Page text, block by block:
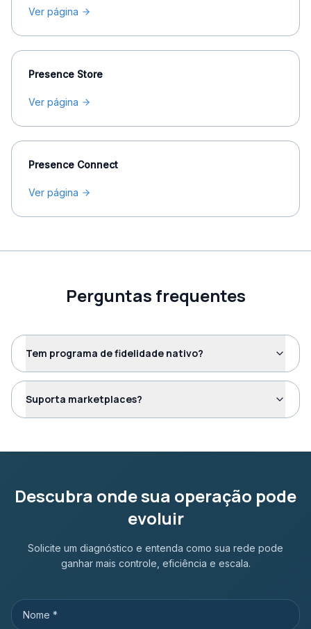
Ver página
Presence Store
Ver página
Presence Connect
Ver página
Perguntas frequentes
Tem programa de fidelidade nativo?
Suporta marketplaces?
Descubra onde sua operação pode
evoluir
Solicite um diagnóstico e entenda como sua rede pode
ganhar mais controle, eficiência e escala.